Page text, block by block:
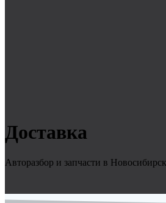
Доставка
Авторазбор и запчасти в